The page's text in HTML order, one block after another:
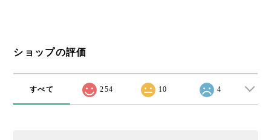
ショップの評価
すべて 254 10 4